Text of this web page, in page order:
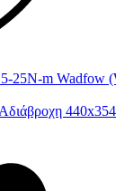
5-25N-m Wadfow